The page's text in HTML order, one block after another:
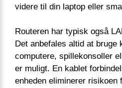
videre til din laptop eller
Routeren har typisk også
Det anbefales altid at
computere, spillekonsoller
er muligt. En kablet
enheden eliminerer risikoen